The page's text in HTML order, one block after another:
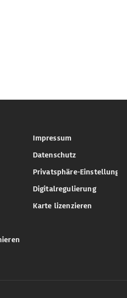
Impressum
Datenschutz
Privatsphäre-Einstellungen
Digitalregulierung
Karte lizenzieren